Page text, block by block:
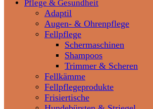
Pflege & Gesundheit
Adaptil
Augen- & Ohrenpflege
Fellpflege
Schermaschinen
Shampoos
Trimmer & Scheren
Fellkämme
Fellpflegeprodukte
Frisiertische